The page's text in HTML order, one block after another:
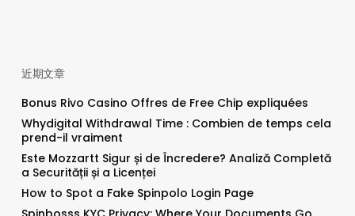
近期文章
Bonus Rivo Casino Offres de Free Chip expliquées
Whydigital Withdrawal Time : Combien de temps cela
prend-il vraiment
Este Mozzartt Sigur și de Încredere? Analiză Completă
a Securității și a Licenței
How to Spot a Fake Spinpolo Login Page